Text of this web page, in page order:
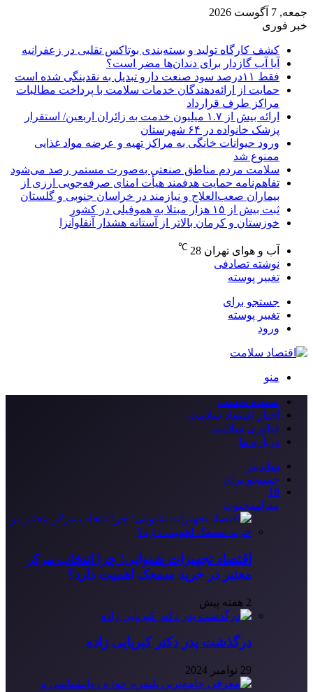
جمعه, 7 آگوست 2026
خبر فوری
کشف کارگاه تولید و بسته‌بندی بوتاکس تقلبی در زعفرانیه
آیا آب گازدار برای دندان‌ها مضر است؟
فقط ۱۱‌درصد سود صنعت دارو تبدیل به نقدینگی شده است
حمایت از ارائه‌دهندگان خدمات سلامت با پرداخت مطالبات
مراکز طرف قرارداد
ارائه بیش از ۱.۷ میلیون خدمت به زائران اربعین/ استقرار
پزشک خانواده در ۶۴ شهرستان
ورود حیوانات خانگی به مراکز تهیه و عرضه مواد غذایی
ممنوع شد
سلامت مردم مناطق صنعتی به‌صورت مستمر رصد می‌شود
تفاهم‌نامه حمایت هدفمند هیأت امنای صرفه‌جویی ارزی از
بیماران صعب‌العلاج و نیازمند در خراسان جنوبی و گلستان
ثبت بیش از ۱۵ هزار مبتلا به هموفیلی در کشور
خوزستان و کرمان بالاتر از آستانه هشدار آنفلوآنزا
آب و هوای تهران 28
℃
نوشته تصادفی
تغییر پوسته
جستجو برای
تغییر پوسته
ورود
منو
صفحه نخست
اخبار اقتصاد سلامت
فناوری سلامت
درباره ما
سایدبار
جستجو برای
10
مقالهمحبوب
اقتصاد تجهیزات شنوایی؛ چرا انتخاب مرکز
معتبر در خرید سمعک اهمیت دارد؟
2 هفته پیش
درگذشت پدر دکتر کبریایی زاده
29 نوامبر 2024